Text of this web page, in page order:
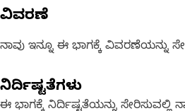
ವಿವರಣೆ
ನಾವು ಇನ್ನೂ ಈ ಭಾಗಕ್ಕೆ ವಿವರಣೆಯನ್ನು
ನಿರ್ದಿಷ್ಟತೆಗಳು
ಈ ಭಾಗಕ್ಕೆ ನಿರ್ದಿಷ್ಟತೆಯನ್ನು ಸೇರಿಸುವಲ್ಲಿ